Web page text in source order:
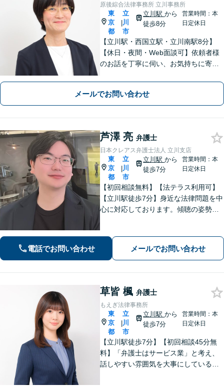
原後綜合法律事務所 立川事務所
東
京
都
|
立
川
市
立川駅から
徒歩8分
営業時間：本
日定休日
【立川駅・西国立駅・立川南駅8分】
【休日・夜間・Web面談可】依頼者様
のお話を丁寧に伺い、お気持ちに寄り
務まで。難しい法律用語もかみ砕いて
お伝えし、安心できるよう努めます。
メールでお問い合わせ
芦澤 亮 弁護士
日本クレアス弁護士法人 立川支店
東
京
都
|
立
川
市
立川駅から
徒歩7分
営業時間：本
日定休日
【初回相談無料】【法テラス利用可】
【立川駅徒歩7分】身近な法律問題を中
心に対応しております。傾聴の姿勢と
ましたらお気軽にご相談ください。
【電話相談可】【休日・夜間面談可】
電話でお問い合わせ メールでお問い合わせ
草皆 楓 弁護士
もえぎ法律事務所
東
京
都
|
立
川
市
立川駅から
徒歩7分
営業時間：本
日定休日
【立川駅徒歩7分】【初回相談45分無
料】「弁護士はサービス業」と考え、
話しやすい雰囲気を大事にしている事